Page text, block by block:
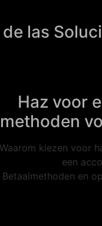
las
Haz voor
methoden
Waarom kiezen voor
een
Betaalmethoden en